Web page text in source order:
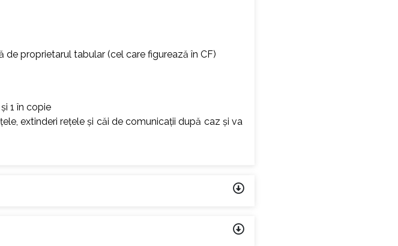
proprietarul tabular (cel care figurează în CF)
1 în copie
extinderi rețele și căi de comunicații după caz și va